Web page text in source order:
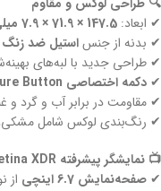
✔ ابعاد: 147.5 × 71.9 × 7.9 میلی‌متر
✔ بدنه از جنساستیل ضد زنگ
✔ طراحی جدید با لبه‌های
✔ دکمه اختصاصی Capture Button
✔ مقاومت در برابر آب و گرد و
✔ رنگ‌بندی لوکس شامل مشکی،
📺 نمایشگر پیشرفته ProMotion Super Retina XDR
✔ صفحه‌نمایش 6.7 اینچی از